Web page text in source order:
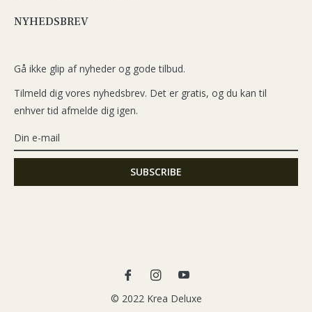
NYHEDSBREV
Gå ikke glip af nyheder og gode tilbud.
Tilmeld dig vores nyhedsbrev. Det er gratis, og du kan til
enhver tid afmelde dig igen.
Ins
You
© 2022 Krea Deluxe